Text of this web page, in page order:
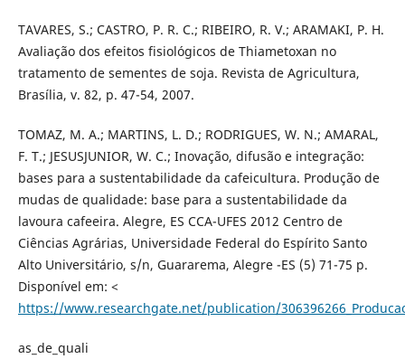
TAVARES, S.; CASTRO, P. R. C.; RIBEIRO, R. V.; ARAMAKI, P. H.
Avaliação dos efeitos fisiológicos de Thiametoxan no
tratamento de sementes de soja. Revista de Agricultura,
Brasília, v. 82, p. 47-54, 2007.
TOMAZ, M. A.; MARTINS, L. D.; RODRIGUES, W. N.; AMARAL,
F. T.; JESUSJUNIOR, W. C.; Inovação, difusão e integração:
bases para a sustentabilidade da cafeicultura. Produção de
mudas de qualidade: base para a sustentabilidade da
lavoura cafeeira. Alegre, ES CCA-UFES 2012 Centro de
Ciências Agrárias, Universidade Federal do Espírito Santo
Alto Universitário, s/n, Guararema, Alegre -ES (5) 71-75 p.
Disponível em: <
https://www.researchgate.net/publication/
as_de_quali